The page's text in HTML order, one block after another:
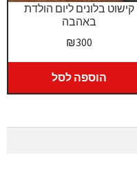
קישוט בלונים ליום הולדת
באהבה
₪300
הוספה לסל